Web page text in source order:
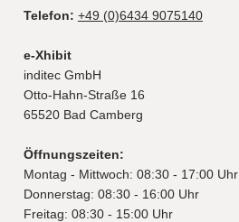
Telefon: +49 (0)6434 9075140
e-Xhibit
inditec GmbH
Otto-Hahn-Straße 16
65520 Bad Camberg
Öffnungszeiten:
Montag - Mittwoch: 08:30 - 17:00 Uhr
Donnerstag: 08:30 - 16:00 Uhr
Freitag: 08:30 - 15:00 Uhr